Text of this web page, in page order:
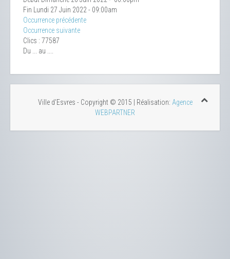
Fin Lundi 27 Juin 2022 - 09:00am
Occurrence précédente
Occurrence suivante
Clics : 77587
Du ... au ....
Ville d'Esvres - Copyright © 2015 | Réalisation: Agence
WEBPARTNER